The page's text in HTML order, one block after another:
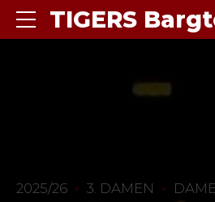
TIGERS
2025/26 3. DAMEN